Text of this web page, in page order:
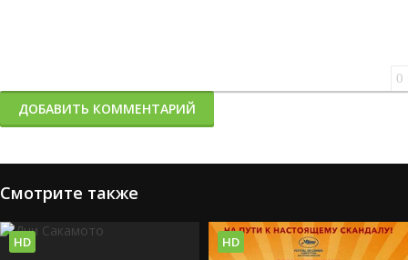
0
ДОБАВИТЬ КОММЕНТАРИЙ
Смотрите также
HD HD